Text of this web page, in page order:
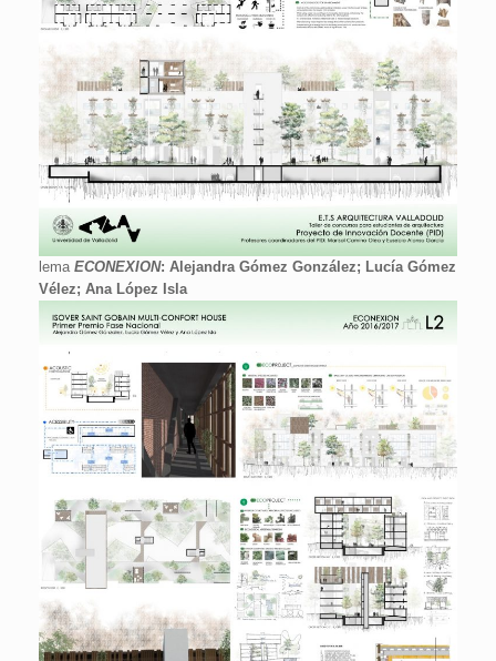
lema ECONEXION: Alejandra Gómez González; Lucía Gómez
Vélez; Ana López Isla